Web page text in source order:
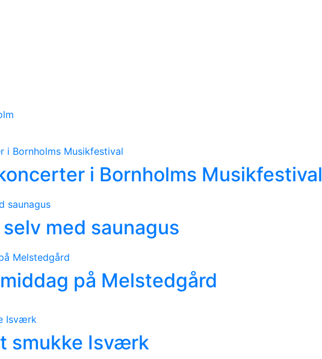
i Bornholms Musikfestival
med saunagus
på Melstedgård
smukke Isværk